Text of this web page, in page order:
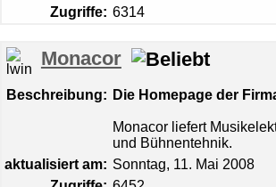
Zugriffe: 6314
Monacor
Beschreibung: Die Homepage der
Monacor liefert
und Bühnentehnik.
aktualisiert am: Sonntag, 11. Mai 2008